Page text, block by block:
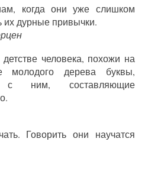
когда они уже слишком
их дурные привычки.
человека, похожи на
молодого дерева буквы,
с ним, составляющие
Говорить они научатся